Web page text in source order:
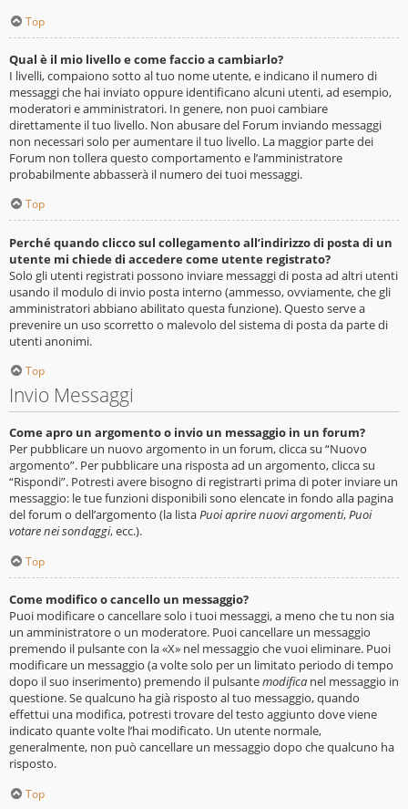
Top
Qual è il mio livello e come faccio a cambiarlo?
I livelli, compaiono sotto al tuo nome utente, e indicano il numero di
messaggi che hai inviato oppure identificano alcuni utenti, ad esempio,
moderatori e amministratori. In genere, non puoi cambiare
direttamente il tuo livello. Non abusare del Forum inviando messaggi
non necessari solo per aumentare il tuo livello. La maggior parte dei
Forum non tollera questo comportamento e l’amministratore
probabilmente abbasserà il numero dei tuoi messaggi.
Top
Perché quando clicco sul collegamento all’indirizzo di posta di un
utente mi chiede di accedere come utente registrato?
Solo gli utenti registrati possono inviare messaggi di posta ad altri utenti
usando il modulo di invio posta interno (ammesso, ovviamente, che gli
amministratori abbiano abilitato questa funzione). Questo serve a
prevenire un uso scorretto o malevolo del sistema di posta da parte di
utenti anonimi.
Top
Invio Messaggi
Come apro un argomento o invio un messaggio in un forum?
Per pubblicare un nuovo argomento in un forum, clicca su “Nuovo
argomento”. Per pubblicare una risposta ad un argomento, clicca su
“Rispondi”. Potresti avere bisogno di registrarti prima di poter inviare un
messaggio: le tue funzioni disponibili sono elencate in fondo alla pagina
del forum o dell’argomento (la listaPuoi aprire nuovi argomenti,Puoi
votare nei sondaggi, ecc.).
Top
Come modifico o cancello un messaggio?
Puoi modificare o cancellare solo i tuoi messaggi, a meno che tu non sia
un amministratore o un moderatore. Puoi cancellare un messaggio
premendo il pulsante con la «X» nel messaggio che vuoi eliminare. Puoi
modificare un messaggio (a volte solo per un limitato periodo di tempo
dopo il suo inserimento) premendo il pulsantemodifica nel messaggio in
questione. Se qualcuno ha già risposto al tuo messaggio, quando
effettui una modifica, potresti trovare del testo aggiunto dove viene
indicato quante volte l’hai modificato. Un utente normale,
generalmente, non può cancellare un messaggio dopo che qualcuno ha
risposto.
Top